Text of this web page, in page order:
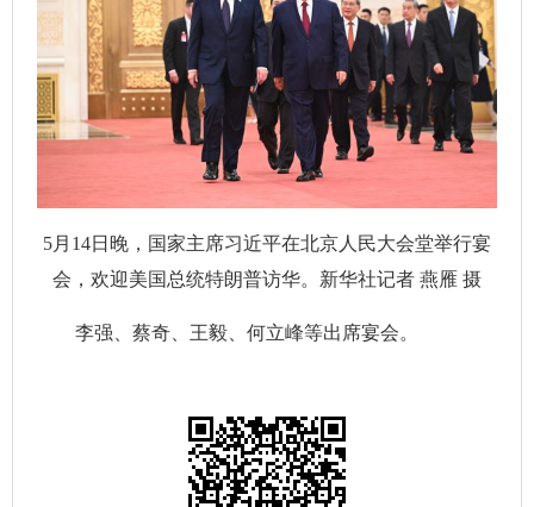
5月14日晚，国家主席习近平在北京人民大会堂举行宴
会，欢迎美国总统特朗普访华。新华社记者 燕雁 摄
李强、蔡奇、王毅、何立峰等出席宴会。